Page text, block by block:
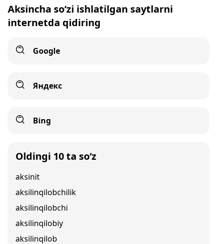
Aksincha so‘zi ishlatilgan saytlarni
internetda qidiring
Google
Яндекс
Bing
Oldingi 10 ta so‘z
aksinit
aksilinqilobchilik
aksilinqilobchi
aksilinqilobiy
aksilinqilob